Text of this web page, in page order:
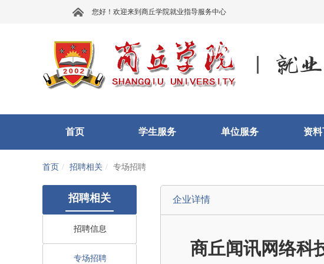
您好！欢迎来到商丘学院就业指导服务中心
首页 学生服务 单位服务 资
首页 招聘相关 专场招聘
招聘相关
招聘信息
专场招聘
企业详情
商丘闻讯网络科